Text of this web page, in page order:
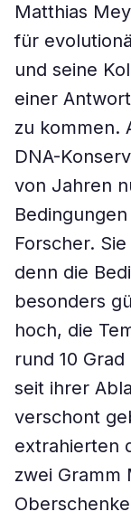
Matthias
für
und seine
einer
zu kommen.
DNA-
von Jahren
Forscher.
denn die
besonders
hoch, die
rund 10
seit ihrer
verschont
extrahierten
zwei Gramm